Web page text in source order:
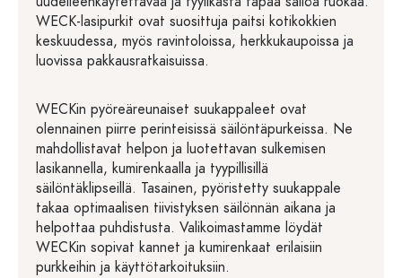
WECK-lasipurkit ovat suosittuja paitsi kotikokkien
keskuudessa, myös ravintoloissa, herkkukaupoissa ja
luovissa pakkausratkaisuissa.
WECKin pyöreäreunaiset suukappaleet ovat
olennainen piirre perinteisissä säilöntäpurkeissa. Ne
mahdollistavat helpon ja luotettavan sulkemisen
lasikannella, kumirenkaalla ja tyypillisillä
säilöntäklipseillä. Tasainen, pyöristetty suukappale
takaa optimaalisen tiivistyksen säilönnän aikana ja
helpottaa puhdistusta. Valikoimastamme löydät
WECKin sopivat kannet ja kumirenkaat erilaisiin
purkkeihin ja käyttötarkoituksiin.